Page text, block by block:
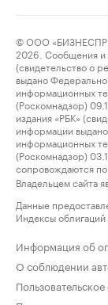
© ООО
2026. Сообщения и
(свидетельство о
выдано
информационных
(Роскомнадзор)
издания «РБК»
информации
информационных
(Роскомнадзор)
сопровождаются
Владельцем сайта
Данные
Индексы
Информация об
О соблюдении